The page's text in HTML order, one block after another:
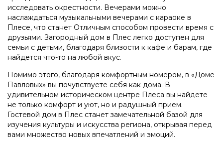
исследовать окрестности. Вечерами можно
наслаждаться музыкальными вечерами с караоке в
Плесе, что станет Отличным способом провести время с
друзьями. Загородный дом в Плес легко доступен для
семьи с детьми, благодаря близости к кафе и барам, где
найдется что-то на любой вкус.
Помимо этого, благодаря комфортным номером, в «Доме
Павловых» вы почувствуете себя как дома. В
удивительном историческом центре Плеса вы найдете
не только комфорт и уют, но и радушный прием.
Гостевой дом в Плес станет замечательной базой для
изучения культуры и искусства региона, открывая перед
вами множество новых впечатлений и эмоций.